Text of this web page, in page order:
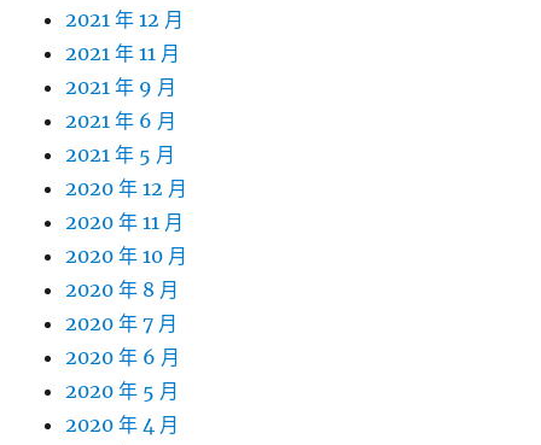
2021 年 12 月
2021 年 11 月
2021 年 9 月
2021 年 6 月
2021 年 5 月
2020 年 12 月
2020 年 11 月
2020 年 10 月
2020 年 8 月
2020 年 7 月
2020 年 6 月
2020 年 5 月
2020 年 4 月